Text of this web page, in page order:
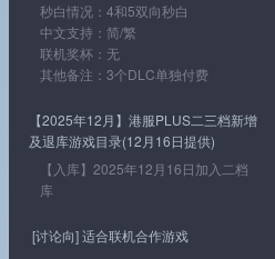
秒白情况：4和5双向秒白
中文支持：简/繁
联机奖杯：无
其他备注：3个DLC单独付费
【2025年12月】港服PLUS二三档新增
及退库游戏目录(12月16日提供)
【入库】2025年12月16日加入二档
库
[讨论向] 适合联机合作游戏